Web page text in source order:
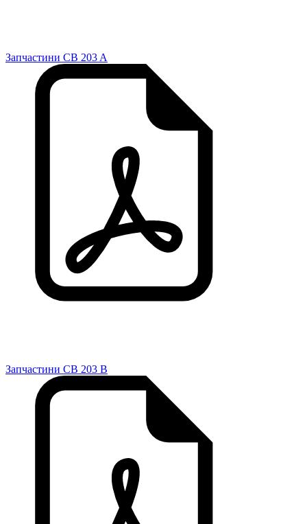
Запчастини CB 203 A
Запчастини CB 203 B